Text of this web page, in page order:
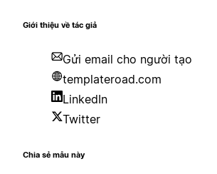
Giới thiệu về tác giả
Gửi email cho người tạo
templateroad.com
LinkedIn
Twitter
Chia sẻ mẫu này